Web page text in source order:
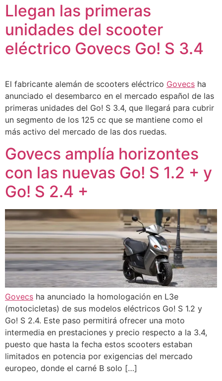
Llegan las primeras
unidades del scooter
eléctrico Govecs Go! S 3.4
El fabricante alemán de scooters eléctrico Govecs ha
anunciado el desembarco en el mercado español de las
primeras unidades del Go! S 3.4, que llegará para cubrir
un segmento de los 125 cc que se mantiene como el
más activo del mercado de las dos ruedas.
Govecs amplía horizontes
con las nuevas Go! S 1.2 + y
Go! S 2.4 +
Govecs ha anunciado la homologación en L3e
(motocicletas) de sus modelos eléctricos Go! S 1.2 y
Go! S 2.4. Este paso permitirá ofrecer una moto
intermedia en prestaciones y precio respecto a la 3.4,
puesto que hasta la fecha estos scooters estaban
limitados en potencia por exigencias del mercado
europeo, donde el carné B solo […]